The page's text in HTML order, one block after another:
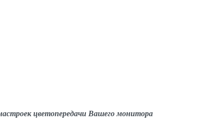
цветопередачи Вашего монитора